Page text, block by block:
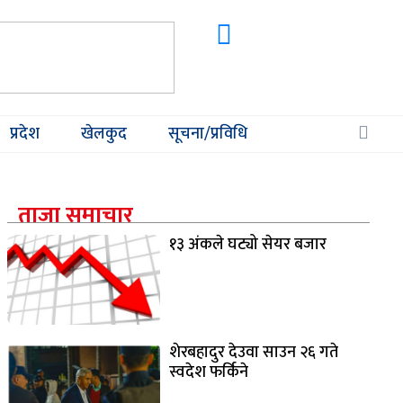
प्रदेश खेलकुद सूचना/प्रविधि
ताजा समाचार
१३ अंकले घट्यो सेयर बजार
शेरबहादुर देउवा साउन २६ गते
स्वदेश फर्किने